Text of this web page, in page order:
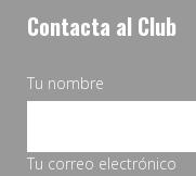
Contacta al Club
Tu nombre
Tu correo electrónico